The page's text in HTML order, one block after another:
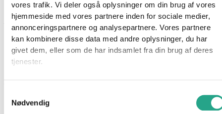
vores trafik. Vi deler også oplysninger om din brug af vores
hjemmeside med vores partnere inden for sociale medier,
annonceringspartnere og analysepartnere. Vores partnere
kan kombinere disse data med andre oplysninger, du har
givet dem, eller som de har indsamlet fra din brug af deres
tjenester.
Nødvendig
Denne pose fra Hama indeholder intet mindre end 2000 perler i
farven: Pastel Mint
Hama mini er små perler til børn over 10 år. Perlerne måler 2,5
mm.